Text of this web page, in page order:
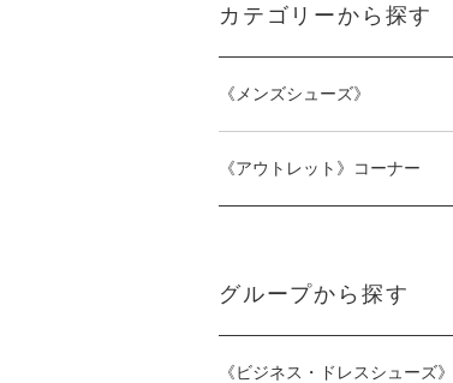
カテゴリーから探す
《メンズシューズ》
《アウトレット》コーナー
グループから探す
《ビジネス・ドレスシューズ》